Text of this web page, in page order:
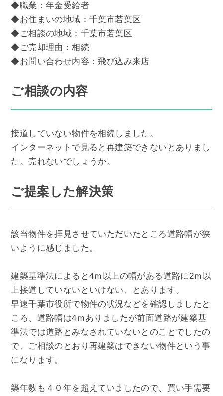
◆職業：年金受給者
◆お住まいの地域：千葉市若葉区
◆ご相談の地域：千葉市若葉区
◆ご売却理由：相続
◆お問い合わせ内容：飛び込み来店
ご相談の内容
接道していない物件を相続しました。
インターネットで見ると再建築できないとありまし
た。売れないでしょうか。
ご提案した解決策
該当物件を拝見させていただいたところ道路幅が狭
いように感じました。
建築基準法によると4ｍ以上の幅がある道路に2ｍ以
上接道していないといけない、とあります。
早速千葉市役所で物件の状況などを確認しましたと
ころ、道路幅は4ｍありましたが前面道路が建築基
準法では道路とみなされていないとのことでしたの
で、ご相談のとおり再建築はできない物件という事
になります。
築年数も４０年を超えていましたので、買い手需要